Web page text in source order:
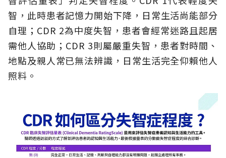
智，此時患者記憶力開始下降，日常生活尚能部分
自理；CDR 2為中度失智，患者會經常迷路且起居
需他人協助；CDR 3則屬嚴重失智，患者對時間、
地點及親人常已無法辨識，日常生活完全仰賴他人
照料。